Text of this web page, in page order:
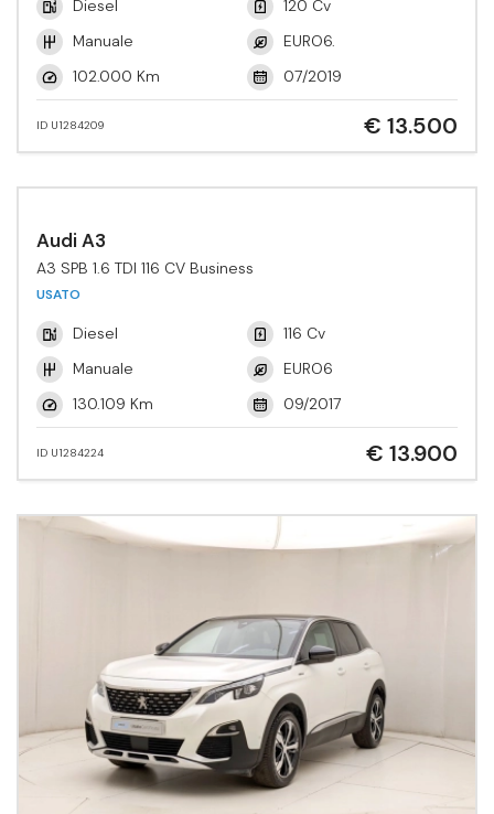
Diesel
120 Cv
Manuale
EURO6.
102.000 Km
07/2019
ID U1284209 € 13.500
Audi A3
A3 SPB 1.6 TDI 116 CV Business
USATO
Diesel
116 Cv
Manuale
EURO6
130.109 Km
09/2017
ID U1284224 € 13.900